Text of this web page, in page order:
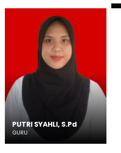
PUTRI SYAHLI, S.Pd
GURU